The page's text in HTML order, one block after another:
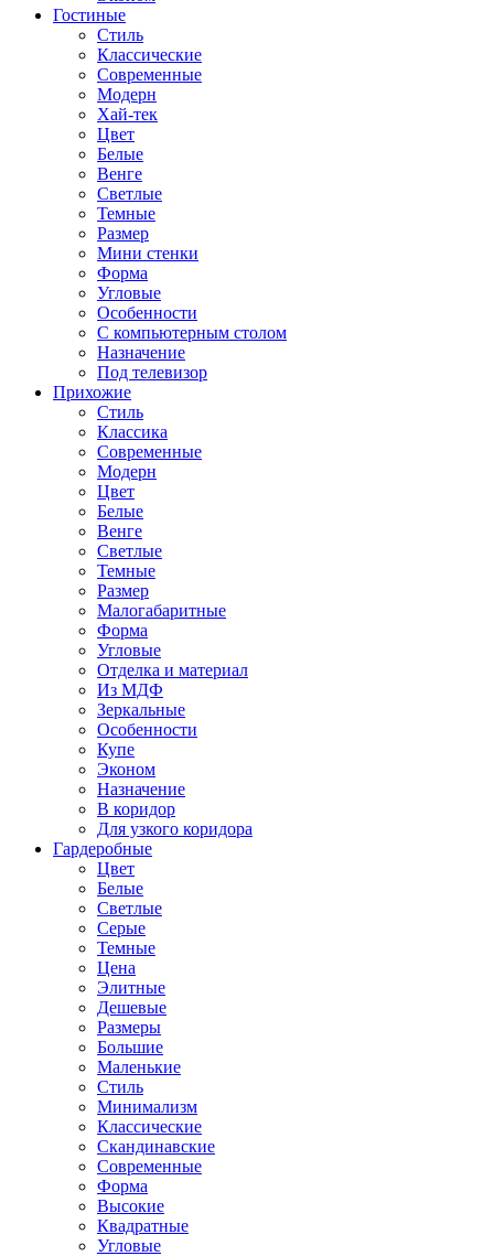
Гостиные
Стиль
Классические
Современные
Модерн
Хай-тек
Цвет
Белые
Венге
Светлые
Темные
Размер
Мини стенки
Форма
Угловые
Особенности
С компьютерным столом
Назначение
Под телевизор
Прихожие
Стиль
Классика
Современные
Модерн
Цвет
Белые
Венге
Светлые
Темные
Размер
Малогабаритные
Форма
Угловые
Отделка и материал
Из МДФ
Зеркальные
Особенности
Купе
Эконом
Назначение
В коридор
Для узкого коридора
Гардеробные
Цвет
Белые
Светлые
Серые
Темные
Цена
Элитные
Дешевые
Размеры
Большие
Маленькие
Стиль
Минимализм
Классические
Скандинавские
Современные
Форма
Высокие
Квадратные
Угловые